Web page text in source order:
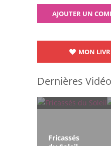
MON
Dernières
Fricassés